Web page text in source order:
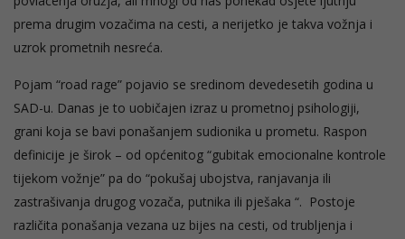
prema drugim vozačima na cesti, a nerijetko je takva vožnja i
uzrok prometnih nesreća.
Pojam “road rage” pojavio se sredinom devedesetih godina u
SAD-u. Danas je to uobičajen izraz u prometnoj psihologiji,
grani koja se bavi ponašanjem sudionika u prometu. Raspon
definicije je širok – od općenitog “gubitak emocionalne kontrole
tijekom vožnje” pa do “pokušaj ubojstva, ranjavanja ili
zastrašivanja drugog vozača, putnika ili pješaka “. Postoje
različita ponašanja vezana uz bijes na cesti, od trubljenja i